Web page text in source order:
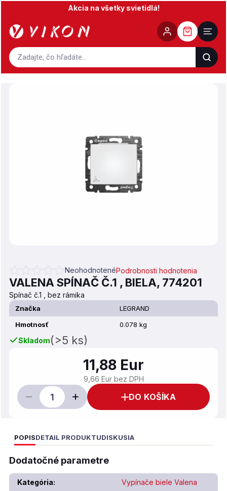
obsah
Akcia na všetky svietidlá!
Priemerné hodnotenie produktu je 0,0 z 5 hviezdičiek.
NeohodnotenéPodrobnosti hodnotenia
VALENA SPÍNAČ Č.1 , BIELA, 774201
Spínač č.1 , bez rámika
Značka
LEGRAND
Hmotnosť
0.078 kg
Skladom(>5 ks)
11,88 Eur
9,66 Eur bez DPH
DO KOŠÍKA
POPISDETAIL PRODUKTUDISKUSIA
Dodatočné parametre
Kategória: Vypínače biele Valena